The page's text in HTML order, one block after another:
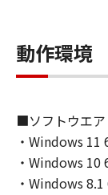
7.
LIABILITY
[NO
ANY KIND,
IMPLIED
AND
動作環境
■ソフトウエア
・Windows
・Windows
・Windows